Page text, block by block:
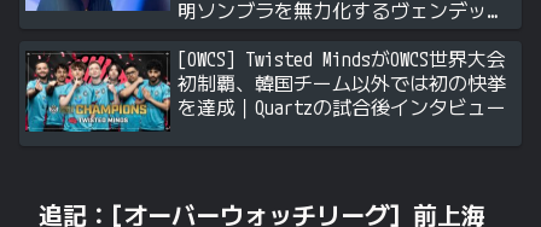
明ソンブラを無力化するヴェンデッタ
｜Stalk3rが久々のツィート ほか
[OWCS] Twisted MindsがOWCS世界大会
初制覇、韓国チーム以外では初の快挙
を達成｜Quartzの試合後インタビュー
追記：[オーバーウォッチリーグ] 前上海